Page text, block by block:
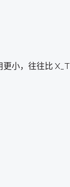
小，往往比 X_T